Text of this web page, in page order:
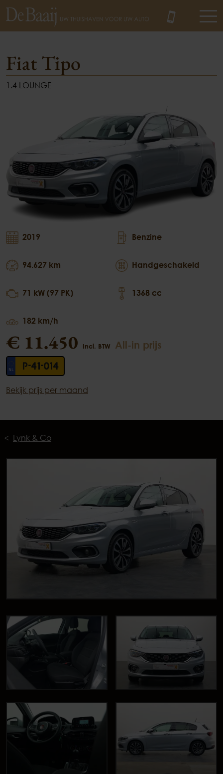
Fiat Tipo
1.4 LOUNGE
2019
94.627 km
71 kW (97 PK)
182 km/h
Benzine
Handgeschakeld
1368 cc
€ 11.450 Incl. BTW All-in prijs
P-41-014
Bekijk prijs per maand
Lynk & Co